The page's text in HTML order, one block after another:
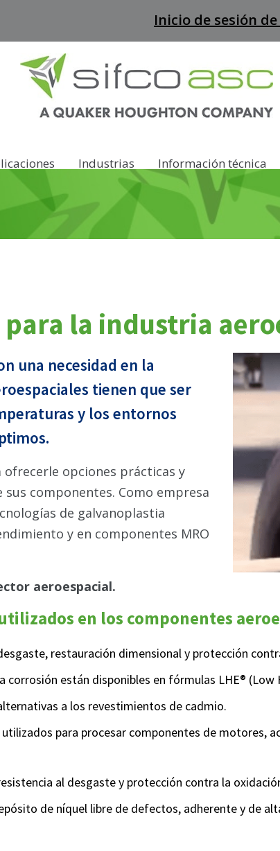
Inicio de sesión
Industrias Información técnica
la industria
una necesidad en la
tienen que ser
y los entornos
opciones prácticas y
componentes. Como empresa
de galvanoplastia
y en componentes MRO
aeroespacial.
en los componentes
restauración dimensional y protección
están disponibles en fórmulas LHE®
a los revestimientos de cadmio.
para procesar componentes de motores,
al desgaste y protección contra la
de níquel libre de defectos, adherente y de